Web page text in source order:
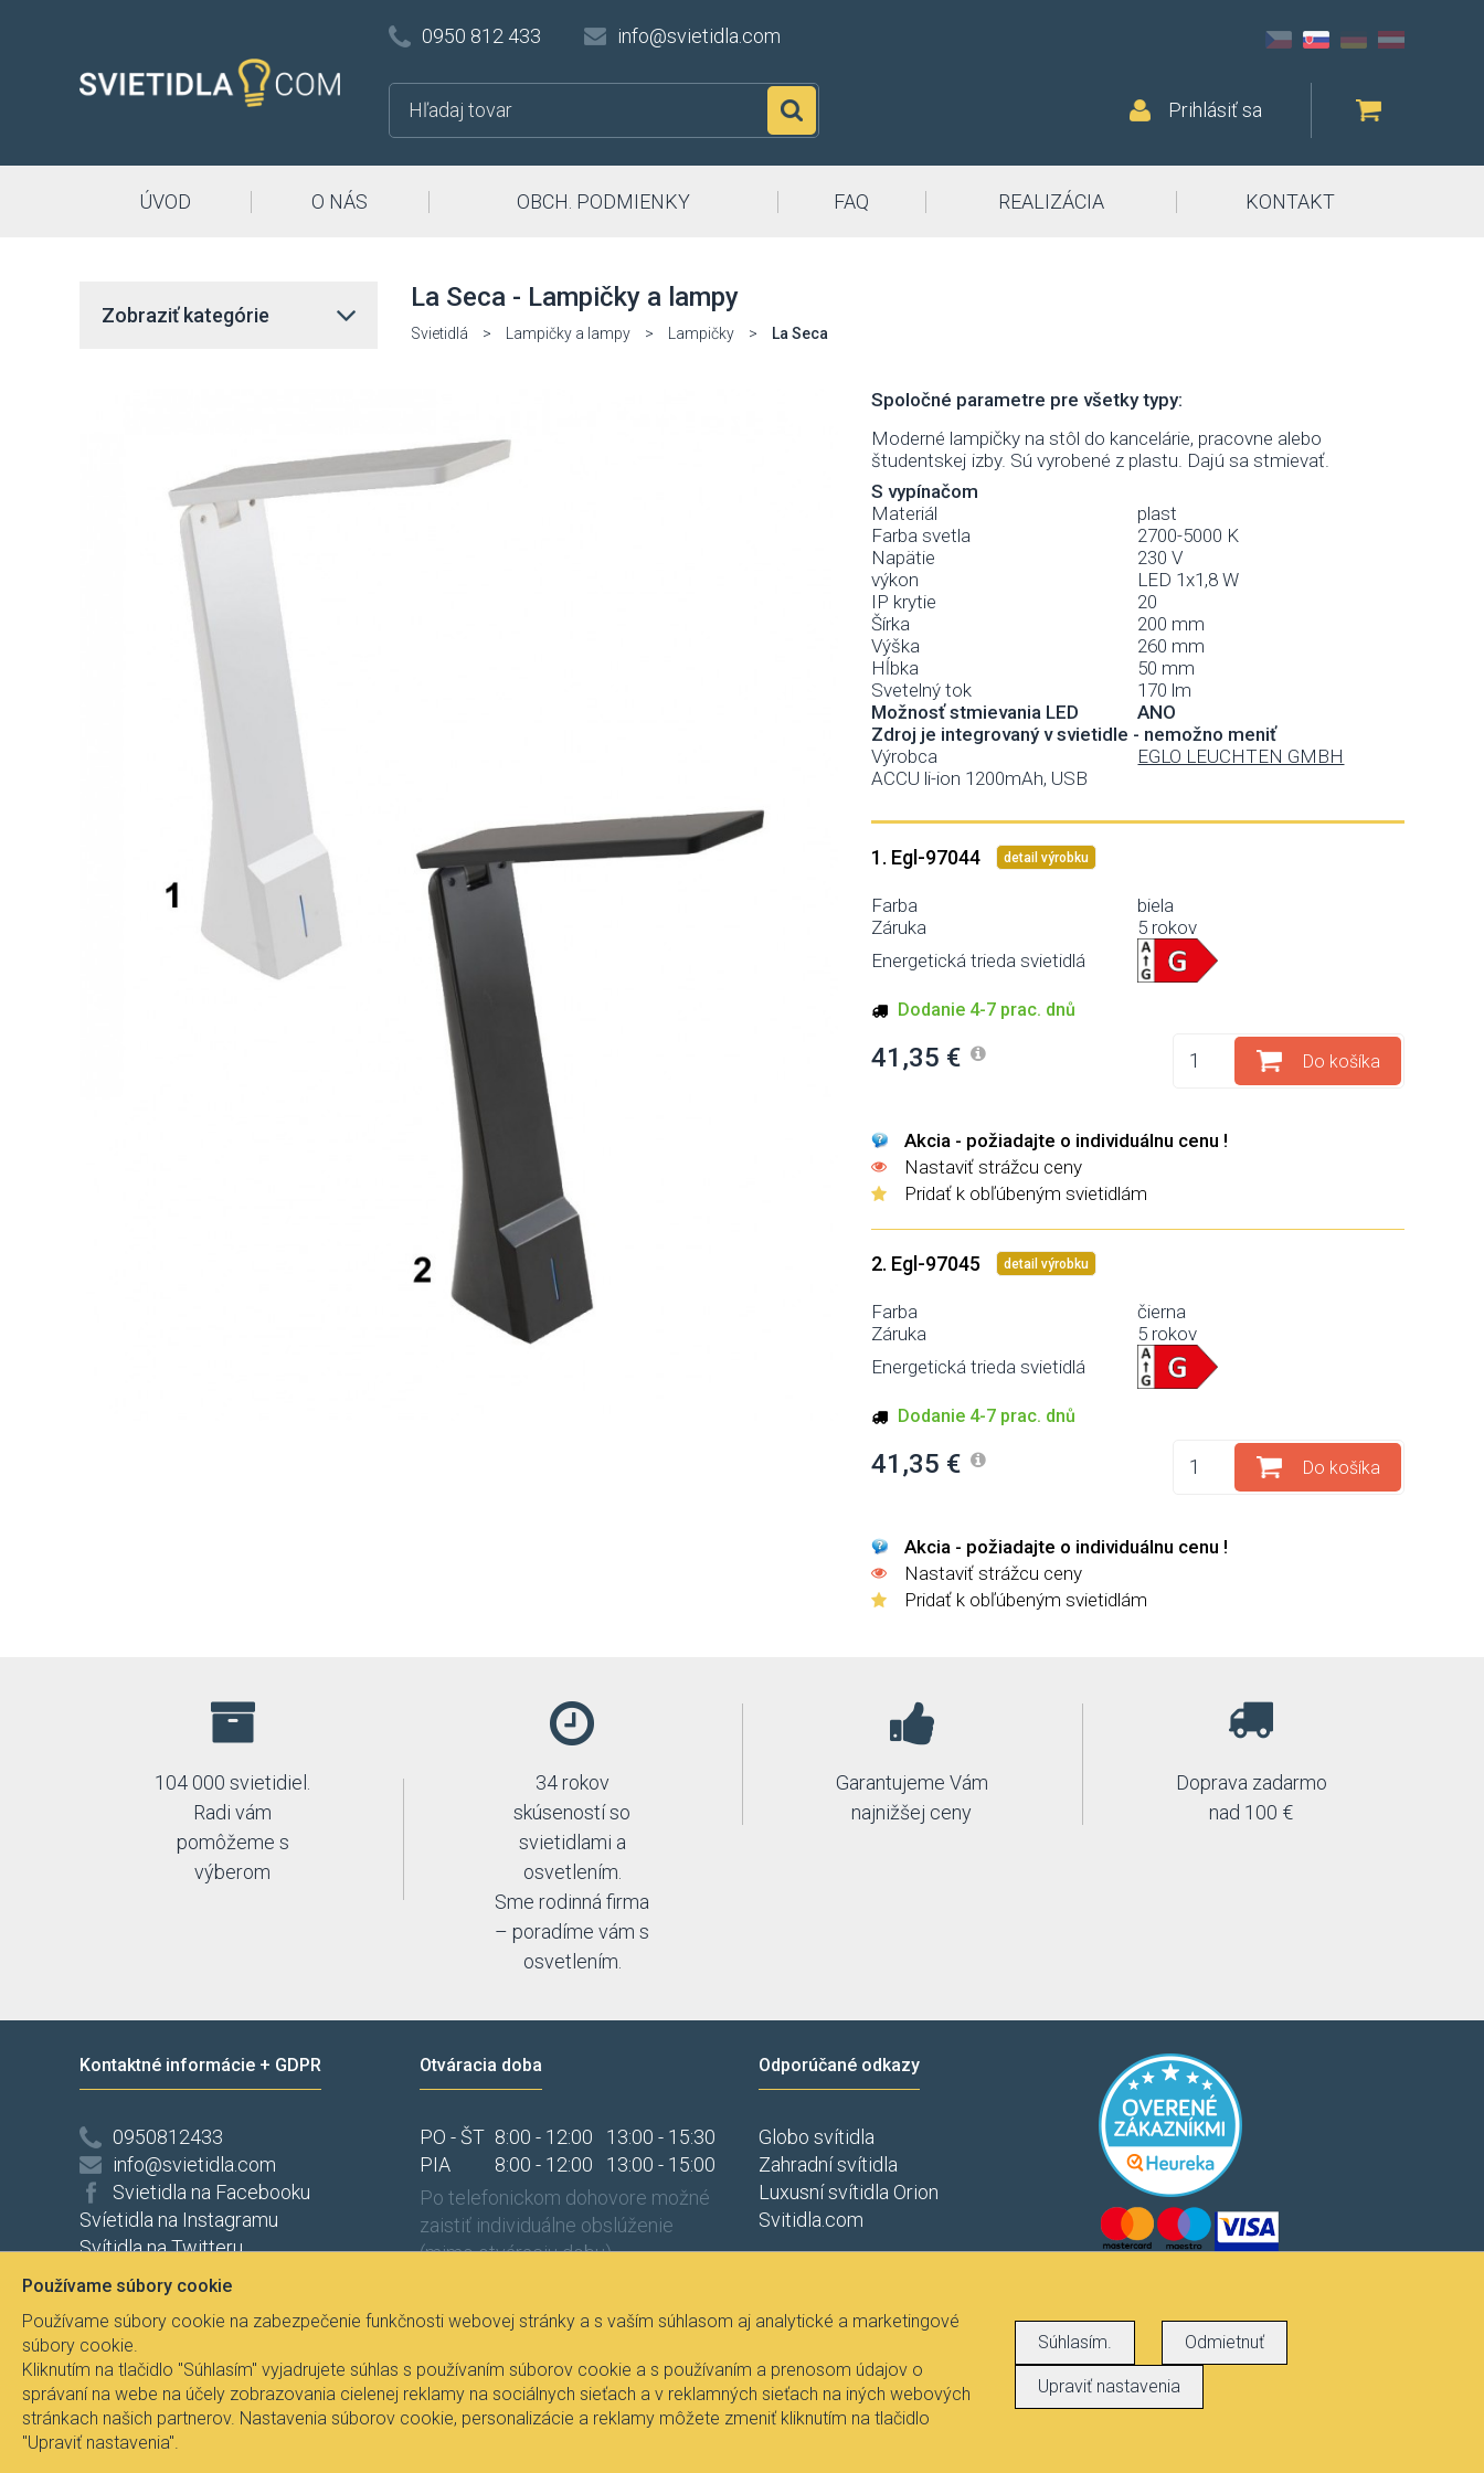
0950 812 433 info@svietidla.com
Prihlásiť sa
ÚVOD O NÁS OBCH. PODMIENKY FAQ REALIZÁCIA KONTAKT
La Seca - Lampičky a lampy
Svietidlá > Lampičky a lampy > Lampičky > La Seca
Zobraziť kategórie
Spoločné parametre pre všetky typy:
Moderné lampičky na stôl do kancelárie, pracovne alebo
študentskej izby. Sú vyrobené z plastu. Dajú sa stmievať.
S vypínačom
Materiál
plast
Farba svetla
2700-5000 K
Napätie
230 V
výkon
LED 1x1,8 W
IP krytie
20
Šírka
200 mm
Výška
260 mm
Hĺbka
50 mm
Svetelný tok
170 lm
Možnosť stmievania LED
ANO
Zdroj je integrovaný v svietidle - nemožno meniť
Výrobca
EGLO LEUCHTEN GMBH
ACCU li-ion 1200mAh, USB
1. Egl-97044 detail výrobku
Farba
biela
Záruka
5 rokov
Energetická trieda svietidlá
Dodanie 4-7 prac. dnů
41,35 € Do košíka
Akcia - požiadajte o individuálnu cenu !
Nastaviť strážcu ceny
Pridať k obľúbeným svietidlám
2. Egl-97045 detail výrobku
Farba
čierna
Záruka
5 rokov
Energetická trieda svietidlá
Dodanie 4-7 prac. dnů
41,35 € Do košíka
Akcia - požiadajte o individuálnu cenu !
Nastaviť strážcu ceny
Pridať k obľúbeným svietidlám
104 000 svietidiel.
Radi vám
pomôžeme s
výberom
34 rokov
skúseností so
svietidlami a
osvetlením.
Sme rodinná firma
– poradíme vám s
osvetlením.
Garantujeme Vám
najnižšej ceny
Doprava zadarmo
nad 100 €
Kontaktné informácie + GDPR
0950812433
info@svietidla.com
Svietidla na Facebooku
Svíetidla na Instagramu
Svítidla na Twitteru
Ochrana osobních údajů
Odstúpenie od zmluvy
Otváracia doba
PO - ŠT 8:00 - 12:00
13:00 - 15:30
PIA
8:00 - 12:00
13:00 - 15:00
Po telefonickom dohovore možné
zaistiť individuálne obslúženie
(mimo otváraciu dobu).
Odporúčané odkazy
Globo svítidla
Zahradní svítidla
Luxusní svítidla Orion
Svitidla.com
Všetky práva vyhradené © 2017Svietidla.com, Ing. Pavel Janíček - Fire-lux
Používame súbory cookie
Používame súbory cookie na zabezpečenie funkčnosti webovej stránky a s vaším súhlasom aj analytické a marketingové
súbory cookie.
Kliknutím na tlačidlo "Súhlasím" vyjadrujete súhlas s používaním súborov cookie a s používaním a prenosom údajov o
správaní na webe na účely zobrazovania cielenej reklamy na sociálnych sieťach a v reklamných sieťach na iných webových
stránkach našich partnerov. Nastavenia súborov cookie, personalizácie a reklamy môžete zmeniť kliknutím na tlačidlo
"Upraviť nastavenia".
Súhlasím. Odmietnuť
Upraviť nastavenia